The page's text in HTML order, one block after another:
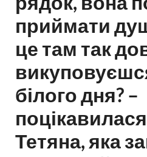
приймати
це там так
білого дня? –
поцікавилася
Тетяна, яка